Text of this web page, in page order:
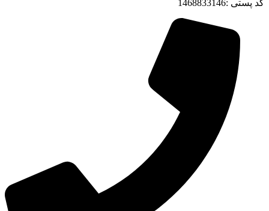
کد پستی :1468833146